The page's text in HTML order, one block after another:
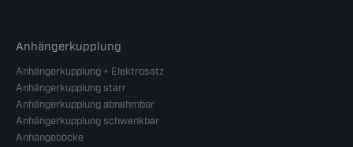
Anhängerkupplung
Anhängerkupplung + Elektrosatz
Anhängerkupplung starr
Anhängerkupplung abnehmbar
Anhängerkupplung schwenkbar
Anhängeböcke